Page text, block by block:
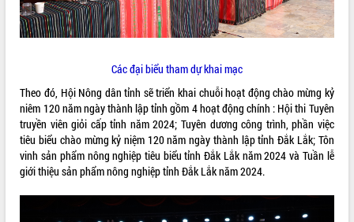
Khám bệnh, cấp phát thuốc miễn phí
và tặng quà người dân xã Cư Pui
Hội nghị UBND tỉnh Đắk Lắk thường kỳ
tháng 7/2026
Lễ truy tặng danh hiệu “Bà Mẹ Việt
Nam Anh hùng” và trao Huân chương
Lao động
Các đại biểu tham dự khai mạc
Theo đó, Hội Nông dân tỉnh sẽ triển khai chuỗi hoạt động chào mừng kỷ
niêm 120 năm ngày thành lập tỉnh gồm 4 hoạt động chính : Hội thi Tuyên
truyền viên giỏi cấp tỉnh năm 2024; Tuyên dương công trình, phần việc
tiêu biểu chào mừng kỷ niệm 120 năm ngày thành lập tỉnh Đắk Lắk; Tôn
vinh sản phẩm nông nghiệp tiêu biểu tỉnh Đắk Lắk năm 2024 và Tuần lễ
giới thiệu sản phẩm nông nghiệp tỉnh Đắk Lắk năm 2024.